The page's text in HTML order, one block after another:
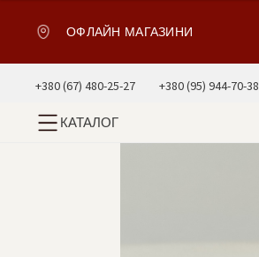
ОФЛАЙН МАГАЗИНИ
+380 (67) 480-25-27 +380 (95) 944-70-38
КАТАЛОГ